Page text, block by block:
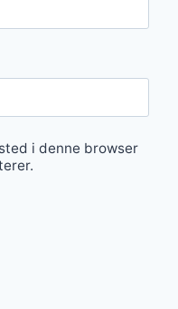
i denne browser